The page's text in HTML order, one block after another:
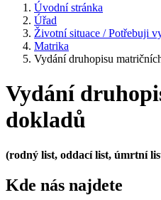
Úvodní stránka
Úřad
Životní situace / Potřebuji
Matrika
Vydání druhopisu
Vydání
dokladů
(rodný list, oddací list, úmrtní
Kde nás najdete